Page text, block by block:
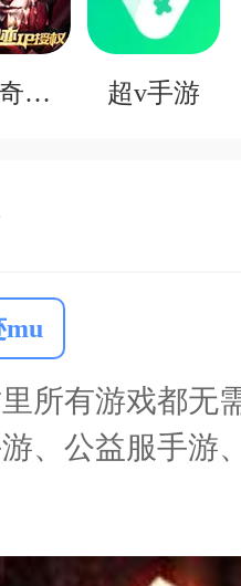
0.1折奇迹mu 超v手游
mu
所有游戏都无
、公益服手游